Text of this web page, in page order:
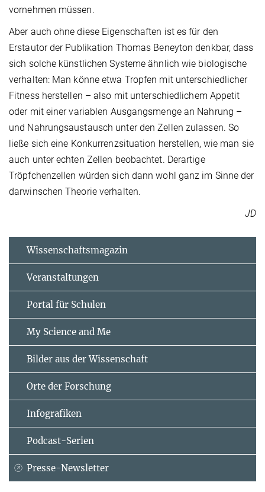
vornehmen müssen.
Aber auch ohne diese Eigenschaften ist es für den
Erstautor der Publikation Thomas Beneyton denkbar, dass
sich solche künstlichen Systeme ähnlich wie biologische
verhalten: Man könne etwa Tropfen mit unterschiedlicher
Fitness herstellen – also mit unterschiedlichem Appetit
oder mit einer variablen Ausgangsmenge an Nahrung –
und Nahrungsaustausch unter den Zellen zulassen. So
ließe sich eine Konkurrenzsituation herstellen, wie man sie
auch unter echten Zellen beobachtet. Derartige
Tröpfchenzellen würden sich dann wohl ganz im Sinne der
darwinschen Theorie verhalten.
JD
Wissenschaftsmagazin
Veranstaltungen
Portal für Schulen
My Science and Me
Bilder aus der Wissenschaft
Orte der Forschung
Infografiken
Podcast-Serien
Presse-Newsletter